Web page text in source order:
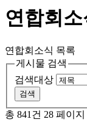
연합회소
연합회소식 목록
게시물 검색
검색대상
총 841건 28 페이지